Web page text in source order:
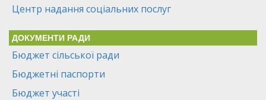
Центр надання соціальних послуг
ДОКУМЕНТИ РАДИ
Бюджет сільської ради
Бюджетні паспорти
Бюджет участі